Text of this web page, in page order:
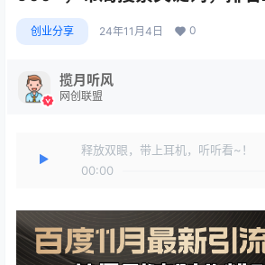
创业分享 24年11月4日 0
揽月听风
网创联盟
释放双眼，带上耳机，听听看~！
00:00